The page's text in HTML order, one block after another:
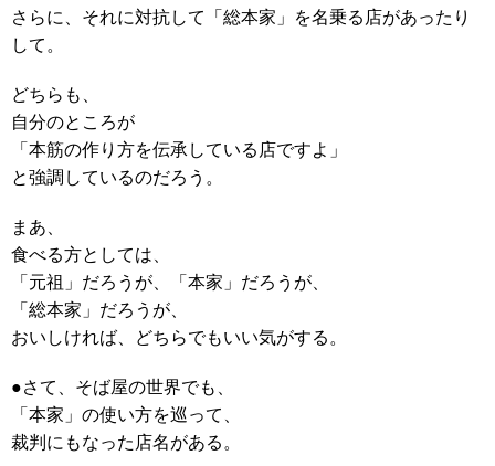
さらに、それに対抗して「総本家」を名乗る店があったり
して。
どちらも、
自分のところが
「本筋の作り方を伝承している店ですよ」
と強調しているのだろう。
まあ、
食べる方としては、
「元祖」だろうが、「本家」だろうが、
「総本家」だろうが、
おいしければ、どちらでもいい気がする。
●さて、そば屋の世界でも、
「本家」の使い方を巡って、
裁判にもなった店名がある。